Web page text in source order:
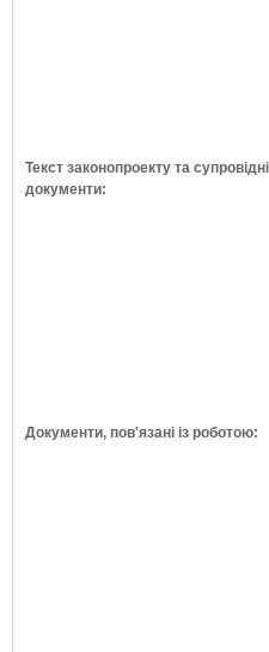
Текст законопроекту та супровідні
документи:
Документи, пов'язані із роботою: